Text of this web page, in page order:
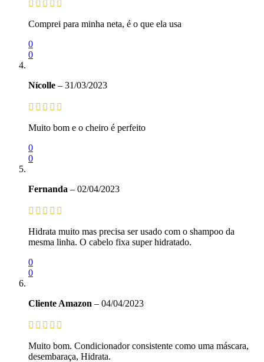
Comprei para minha neta, é o que ela usa
0
0
Nícolle – 31/03/2023
Muito bom e o cheiro é perfeito
0
0
Fernanda – 02/04/2023
Hidrata muito mas precisa ser usado com o shampoo da
mesma linha. O cabelo fixa super hidratado.
0
0
Cliente Amazon – 04/04/2023
Muito bom. Condicionador consistente como uma máscara,
desembaraça, Hidrata.